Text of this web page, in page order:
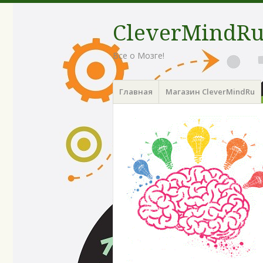
Все о Мозге!
Menu
Skip
toГлавная Магазин CleverMindRu